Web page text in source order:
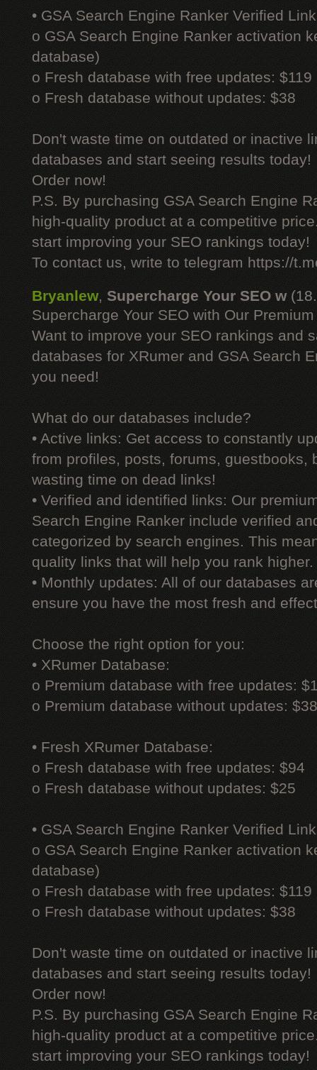
• GSA Search Engine Ranker Verified
o GSA Search Engine Ranker activation
database)
o Fresh database with free updates: $119
o Fresh database without updates: $38
Don't waste time on outdated or inactive
databases and start seeing results today!
Order now!
P.S. By purchasing GSA Search Engine
high-quality product at a competitive
start improving your SEO rankings today!
To contact us, write to telegram https://
Bryanlew,Supercharge Your SEO w
Supercharge Your SEO with Our
Want to improve your SEO rankings and
databases for XRumer and GSA Search
you need!
What do our databases include?
• Active links: Get access to constantly
from profiles, posts, forums, guestbooks,
wasting time on dead links!
• Verified and identified links: Our
Search Engine Ranker include verified
categorized by search engines. This
quality links that will help you rank higher.
• Monthly updates: All of our databases
ensure you have the most fresh and
Choose the right option for you:
• XRumer Database:
o Premium database with free updates:
o Premium database without updates: $38
• Fresh XRumer Database:
o Fresh database with free updates: $94
o Fresh database without updates: $25
• GSA Search Engine Ranker Verified
o GSA Search Engine Ranker activation
database)
o Fresh database with free updates: $119
o Fresh database without updates: $38
Don't waste time on outdated or inactive
databases and start seeing results today!
Order now!
P.S. By purchasing GSA Search Engine
high-quality product at a competitive
start improving your SEO rankings today!